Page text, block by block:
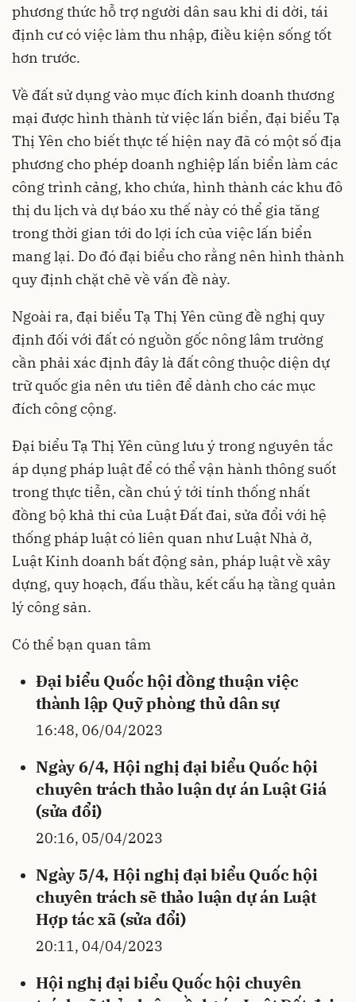
phương thức hỗ trợ người dân sau khi di dời, tái
định cư có việc làm thu nhập, điều kiện sống tốt
hơn trước.
Về đất sử dụng vào mục đích kinh doanh thương
mại được hình thành từ việc lấn biển, đại biểu Tạ
Thị Yên cho biết thực tế hiện nay đã có một số địa
phương cho phép doanh nghiệp lấn biển làm các
công trình cảng, kho chứa, hình thành các khu đô
thị du lịch và dự báo xu thế này có thể gia tăng
trong thời gian tới do lợi ích của việc lấn biển
mang lại. Do đó đại biểu cho rằng nên hình thành
quy định chặt chẽ về vấn đề này.
Ngoài ra, đại biểu Tạ Thị Yên cũng đề nghị quy
định đối với đất có nguồn gốc nông lâm trường
cần phải xác định đây là đất công thuộc diện dự
trữ quốc gia nên ưu tiên để dành cho các mục
đích công cộng.
Đại biểu Tạ Thị Yên cũng lưu ý trong nguyên tắc
áp dụng pháp luật để có thể vận hành thông suốt
trong thực tiễn, cần chú ý tới tính thống nhất
đồng bộ khả thi của Luật Đất đai, sửa đổi với hệ
thống pháp luật có liên quan như Luật Nhà ở,
Luật Kinh doanh bất động sản, pháp luật về xây
dựng, quy hoạch, đấu thầu, kết cấu hạ tầng quản
lý công sản.
Có thể bạn quan tâm
Đại biểu Quốc hội đồng thuận việc
thành lập Quỹ phòng thủ dân sự
16:48, 06/04/2023
Ngày 6/4, Hội nghị đại biểu Quốc hội
chuyên trách thảo luận dự án Luật Giá
(sửa đổi)
20:16, 05/04/2023
Ngày 5/4, Hội nghị đại biểu Quốc hội
chuyên trách sẽ thảo luận dự án Luật
Hợp tác xã (sửa đổi)
20:11, 04/04/2023
Hội nghị đại biểu Quốc hội chuyên